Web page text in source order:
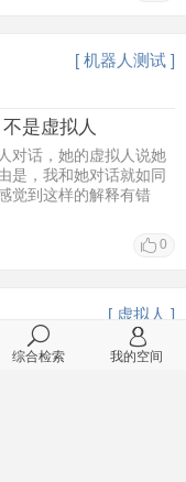
[ 机器人测试 ]
是虚拟人
对话，她的虚拟人说她
是，我和她对话就如同
觉到这样的解释有错
0
[ 虚拟人 ]
综合检索 我的空间